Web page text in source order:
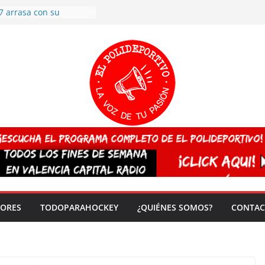
arrasa con su
España sub20
del mundo
vez!
TODOPARAHOCKEY ¿QUIÉNES SOMOS?